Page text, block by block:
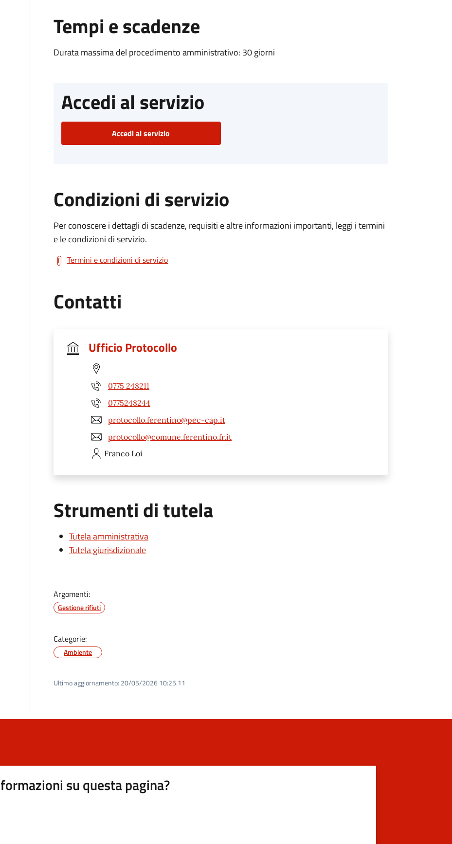
Tempi e scadenze
Durata massima del procedimento amministrativo: 30 giorni
Accedi al servizio
Accedi al servizio
Condizioni di servizio
Per conoscere i dettagli di scadenze, requisiti e altre informazioni importanti, leggi i termini
e le condizioni di servizio.
Termini e condizioni di servizio
Contatti
Ufficio Protocollo
0775 248211
0775248244
protocollo.ferentino@pec-cap.it
protocollo@comune.ferentino.fr.it
Franco Loi
Strumenti di tutela
Tutela amministrativa
Tutela giurisdizionale
Argomenti:
Gestione rifiuti
Categorie:
Ambiente
Ultimo aggiornamento: 20/05/2026 10:25.11
su questa pagina?